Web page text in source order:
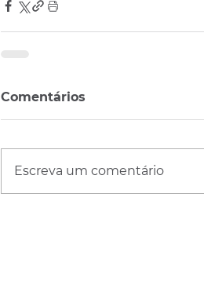
Comentários
Escreva um comentário